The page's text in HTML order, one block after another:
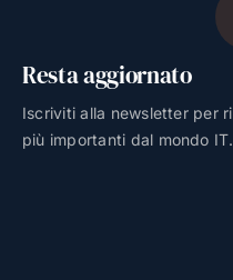
Resta aggiornato
Iscriviti alla newsletter per
più importanti dal mondo IT.